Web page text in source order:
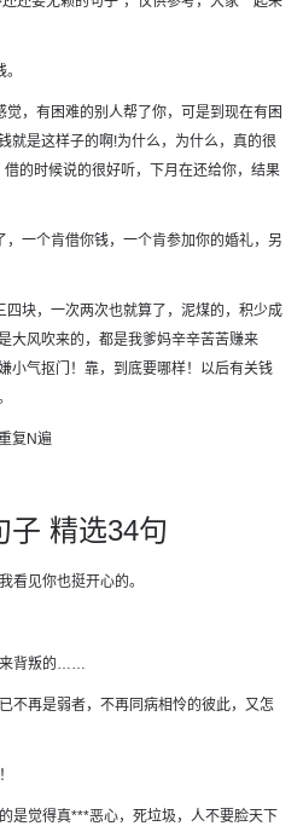
，有困难的别人帮了你，可是到现在有困
就是这样子的啊!为什么，为什么，真的很
的时候说的很好听，下月在还给你，结果
一个肯借你钱，一个肯参加你的婚礼，另
块，一次两次也就算了，泥煤的，积少成
大风吹来的，都是我爹妈辛辛苦苦赚来
小气抠门！靠，到底要哪样！以后有关钱
复N遍
子 精选34句
看见你也挺开心的。
来背叛的……
不再是弱者，不再同病相怜的彼此，又怎
是觉得真***恶心，死垃圾，人不要脸天下